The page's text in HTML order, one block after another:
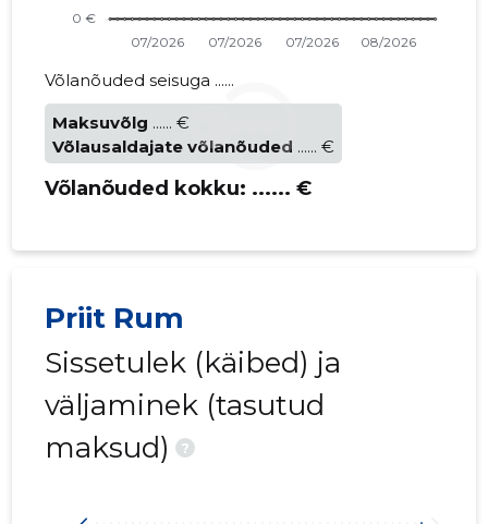
Võlanõuded seisuga ......
Maksuvõlg ...... €
Võlausaldajate võlanõuded ...... €
Võlanõuded kokku: ...... €
Priit Rum
Sissetulek (käibed) ja
väljaminek (tasutud
maksud)
?